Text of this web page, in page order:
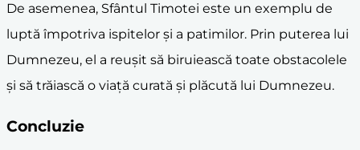
De asemenea, Sfântul Timotei este un exemplu de
luptă împotriva ispitelor și a patimilor. Prin puterea lui
Dumnezeu, el a reușit să biruiească toate obstacolele
și să trăiască o viață curată și plăcută lui Dumnezeu.
Concluzie